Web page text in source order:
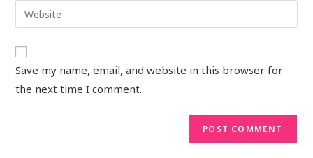
Save my name, email, and website in this browser for
the next time I comment.